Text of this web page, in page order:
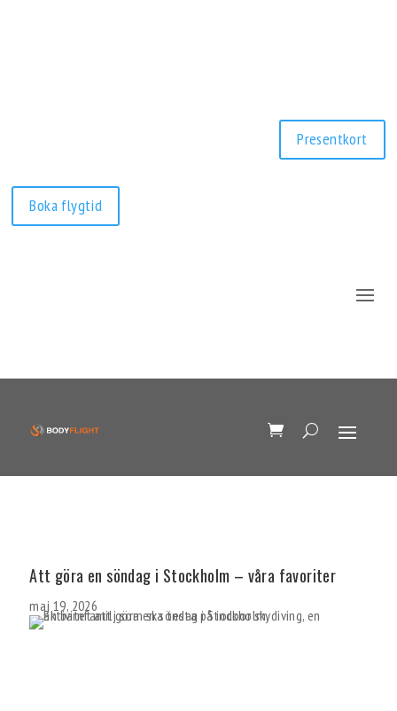
Presentkort
Boka flygtid
Att göra en söndag i Stockholm – våra favoriter
maj 19, 2026